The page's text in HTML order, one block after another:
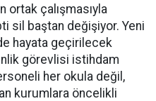
ortak çalışmasıyla
sil baştan değişiyor. Yeni
hayata geçirilecek
görevlisi istihdam
her okula değil,
kurumlara öncelikli